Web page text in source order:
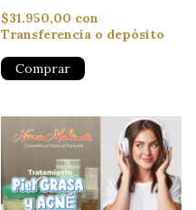
$31.950,00 con
Transferencia o depósito